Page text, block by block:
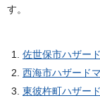
す。
佐世保市ハザー
西海市ハザード
東彼杵町ハザー